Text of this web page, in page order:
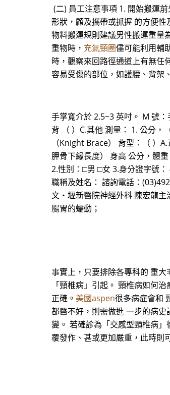
(二) 員工注意事項 1. 開始搬運
形狀，顧及攜帶或抓握 的方便
物料搬運規則建議男性搬運重量
重物時， 充氣頸圈儘可能利用輔
時，觀察來回路徑通道上有無任
容易受傷的部位，如護腰、背架
手掌寬介於 2.5~3 英吋。 M 號
背 （ ）C.其他 測量： 1. 公分
（Knight Brace） 背型：（ ）
胛骨下緣長度） 身高 公分，體
2.性別：□男 □女 3.身分證字號
職稱及姓名： 諮詢電話：
文‧壢新醫院神經外科 陳宏龍主
腸胃的蠕動；
事實上，只要排除各專科的 重
「頸椎病」引起。 頸椎病如何
正確。 美國aspen很多病症會和
都醫不好，則需做進 一步的病
變。 若確診為「交感型頸椎病
覆發作、甚或更加嚴重，此時則